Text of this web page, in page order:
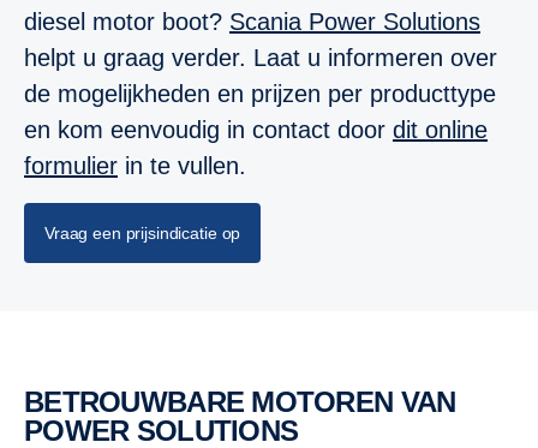
diesel motor boot? Scania Power Solutions
helpt u graag verder. Laat u informeren over
de mogelijkheden en prijzen per producttype
en kom eenvoudig in contact door dit online
formulier in te vullen.
Vraag een prijsindicatie op
BETROUWBARE MOTOREN VAN
POWER SOLUTIONS